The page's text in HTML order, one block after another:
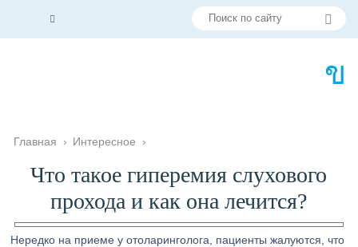
Главная › Интересное ›
Что такое гиперемия слухового
прохода и как она лечится?
Нередко на приеме у отоларинголога, пациенты жалуются, что